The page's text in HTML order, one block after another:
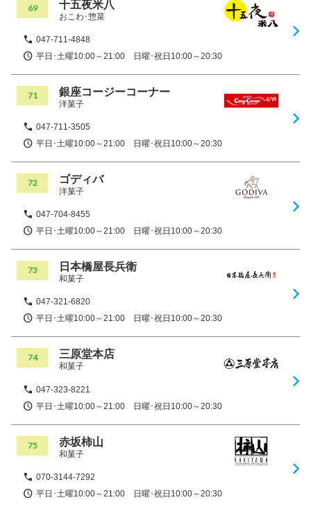
69 十五夜米八
おこわ･惣菜
047-711-4848
平日･土曜10:00～21:00 日曜･祝日10:00～20:30
71 銀座コージーコーナー
洋菓子
047-711-3505
平日･土曜10:00～21:00 日曜･祝日10:00～20:30
72 ゴディバ
洋菓子
047-704-8455
平日･土曜10:00～21:00 日曜･祝日10:00～20:30
73 日本橋屋長兵衛
和菓子
047-321-6820
平日･土曜10:00～21:00 日曜･祝日10:00～20:30
74 三原堂本店
和菓子
047-323-8221
平日･土曜10:00～21:00 日曜･祝日10:00～20:30
75 赤坂柿山
和菓子
070-3144-7292
平日･土曜10:00～21:00 日曜･祝日10:00～20:30